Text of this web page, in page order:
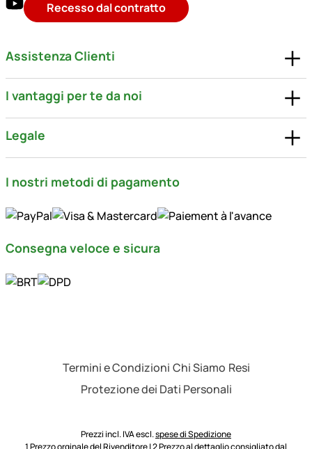
Recesso dal contratto
Assistenza Clienti
I vantaggi per te da noi
Legale
I nostri metodi di pagamento
Consegna veloce e sicura
Termini e Condizioni Chi Siamo Resi
Protezione dei Dati Personali
Prezzi incl. IVA escl.spese di Spedizione
1 Prezzo orginale del Rivenditore | 2 Prezzo al dettaglio consigliato dal